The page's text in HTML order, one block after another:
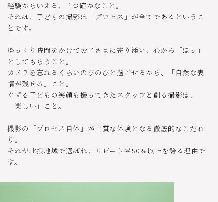
経験からいえる、 1つ確かなこと。
それは、子どもの撮影は「プロセス」が全てであるというこ
とです。
ゆっくり時間をかけてお子さまに寄り添い、心から「ほっ」
としてもらうこと。
カメラを忘れるくらいのびのびと過ごせるから、「自然な表
情が残せる」こと。
ぐずる子どもの笑顔も撮ってきたスタッフと創る撮影は、
「楽しい」こと。
撮影の「プロセス自体」が上質な体験となる徹底的なこだわ
り。
それが北摂地域で選ばれ、リピート率50%以上を誇る理由で
す。